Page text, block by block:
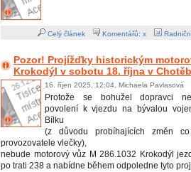
Celý článek Komentářů: x
Pozor! Projížďky historickým
Krokodýl v sobotu 18. října v
16. říjen 2025, 12:04, Michaela Pavlasová
Protože se bohužel dopravci
povolení k vjezdu na bývalou
Bílku
(z důvodu probíhajících změn
provozovatele vlečky),
nebude motorový vůz M 286.1032 Krokodýl
po trati 238 a nabídne během odpoledne tyto